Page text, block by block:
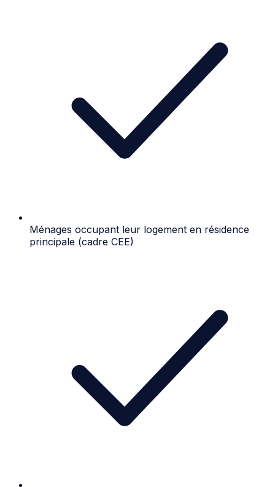
Ménages occupant leur logement en résidence
principale (cadre CEE)